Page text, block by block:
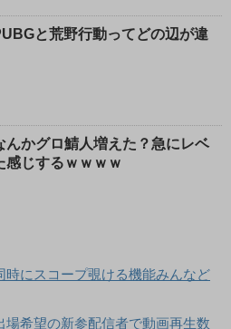
と荒野行動ってどの辺が違
んかグロ鯖人増えた？急にレベ
感じするｗｗｗｗ
時にスコープ覗ける機能みんなど
場希望の新参配信者で動画再生数